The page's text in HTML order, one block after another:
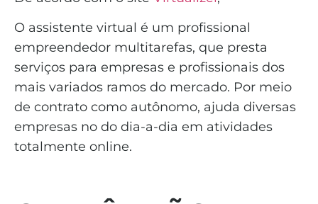
O assistente virtual é um profissional
empreendedor multitarefas, que presta
serviços para empresas e profissionais dos
mais variados ramos do mercado. Por meio
de contrato como autônomo, ajuda diversas
empresas no do dia-a-dia em atividades
totalmente online.